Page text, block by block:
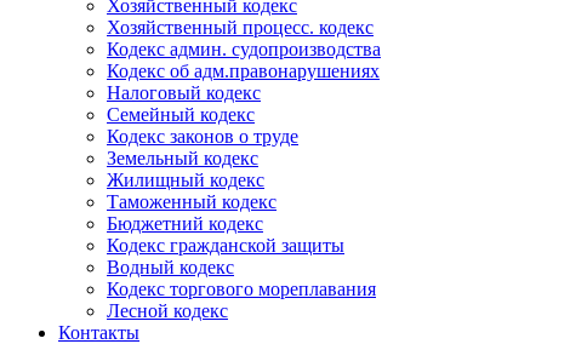
Хозяйственный кодекс
Хозяйственный процесс. кодекс
Кодекс админ. судопроизводства
Кодекс об адм.правонарушениях
Налоговый кодекс
Семейный кодекс
Кодекс законов о труде
Земельный кодекс
Жилищный кодекс
Таможенный кодекс
Бюджетний кодекс
Кодекс гражданской защиты
Водный кодекс
Кодекс торгового мореплавания
Лесной кодекс
Контакты